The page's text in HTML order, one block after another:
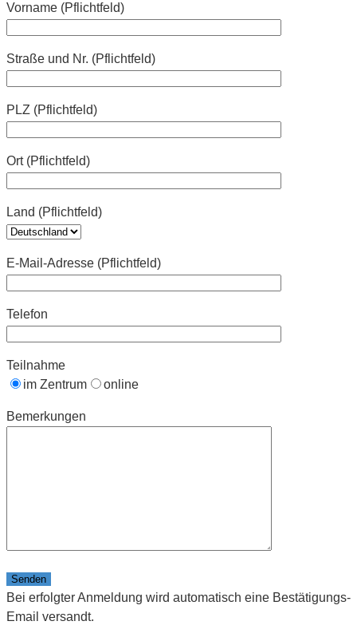
Vorname (Pflichtfeld)
Straße und Nr. (Pflichtfeld)
PLZ (Pflichtfeld)
Ort (Pflichtfeld)
Land (Pflichtfeld)
E-Mail-Adresse (Pflichtfeld)
Telefon
Teilnahme
im Zentrum
online
Bemerkungen
Bitte lasse dieses Feld leer.
Bei erfolgter Anmeldung wird automatisch eine Bestätigungs-
Email versandt.